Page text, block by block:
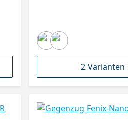
2 Varianten